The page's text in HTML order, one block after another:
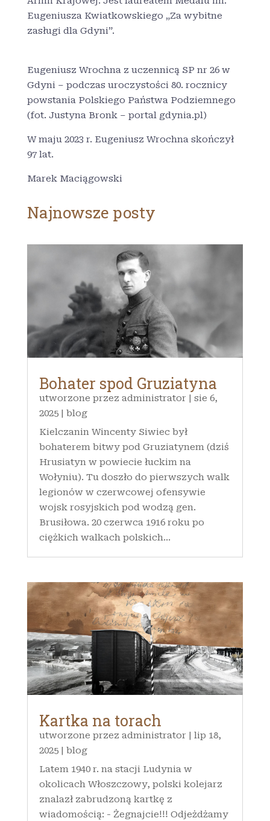
Eugeniusza Kwiatkowskiego „Za wybitne
zasługi dla Gdyni”.
Eugeniusz Wrochna z uczennicą SP nr 26 w
Gdyni – podczas uroczystości 80. rocznicy
powstania Polskiego Państwa Podziemnego
(fot. Justyna Bronk – portal gdynia.pl)
W maju 2023 r. Eugeniusz Wrochna skończył
97 lat.
Marek Maciągowski
Najnowsze posty
Bohater spod Gruziatyna
utworzone przez administrator | sie 6,
2025| blog
Kielczanin Wincenty Siwiec był
bohaterem bitwy pod Gruziatynem (dziś
Hrusiatyn w powiecie łuckim na
Wołyniu). Tu doszło do pierwszych walk
legionów w czerwcowej ofensywie
wojsk rosyjskich pod wodzą gen.
Brusiłowa. 20 czerwca 1916 roku po
ciężkich walkach polskich...
Kartka na torach
utworzone przez administrator | lip 18,
2025| blog
Latem 1940 r. na stacji Ludynia w
okolicach Włoszczowy, polski kolejarz
znalazł zabrudzoną kartkę z
wiadomością: - Żegnajcie!!! Odjeżdżamy